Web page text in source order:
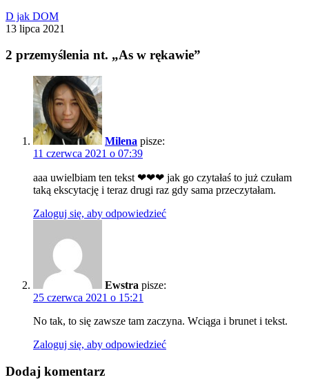
D jak DOM
13 lipca 2021
2 przemyślenia nt. „As w rękawie”
Milena pisze:
11 czerwca 2021 o 07:39
aaa uwielbiam ten tekst ❤❤❤ jak go czytałaś to już czułam
taką ekscytację i teraz drugi raz gdy sama przeczytałam.
Zaloguj się, aby odpowiedzieć
Ewstra pisze:
25 czerwca 2021 o 15:21
No tak, to się zawsze tam zaczyna. Wciąga i brunet i tekst.
Zaloguj się, aby odpowiedzieć
Dodaj komentarz